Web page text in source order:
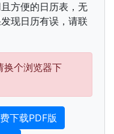
方便的日历表，无
现日历有误，请联
换个浏览器下
下载PDF版